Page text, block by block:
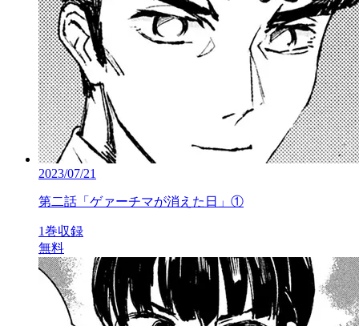
2023/07/21
第二話「ゲァーチマが消えた日」①
1巻収録
無料